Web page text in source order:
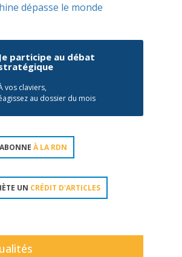
dépasse le monde
Je participe au débat
vos claviers,
au dossier du mois
À LA RDN
UN CRÉDIT D'ARTICLES